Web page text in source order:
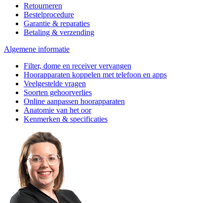
Retourneren
Bestelprocedure
Garantie & reparaties
Betaling & verzending
Algemene informatie
Filter, dome en receiver vervangen
Hoorapparaten koppelen met telefoon en apps
Veelgestelde vragen
Soorten gehoorverlies
Online aanpassen hoorapparaten
Anatomie van het oor
Kenmerken & specificaties